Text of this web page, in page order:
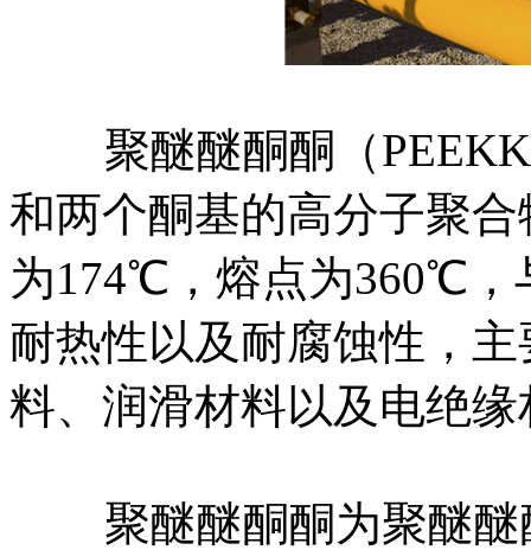
聚醚醚酮酮（PEEKK
和两个酮基的高分子聚
为174℃，熔点为360℃，
耐热性以及耐腐蚀性，
料、润滑材料以及电绝
聚醚醚酮酮为聚醚醚